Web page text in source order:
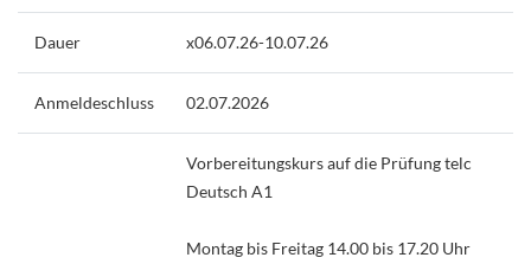
Dauer x06.07.26-10.07.26
Anmeldeschluss 02.07.2026
Vorbereitungskurs auf die Prüfung telc
Deutsch A1
Montag bis Freitag 14.00 bis 17.20 Uhr